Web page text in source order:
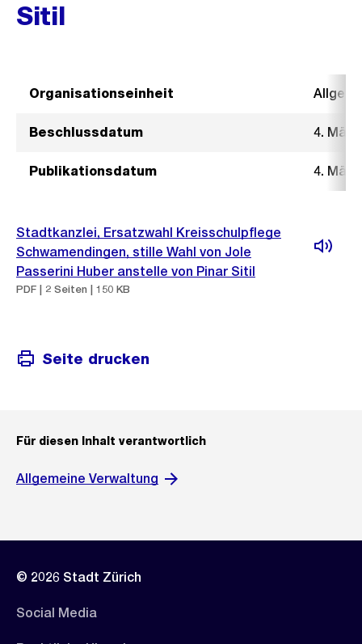
Sitil
Organisationseinheit
Beschlussdatum 4. März
Publikationsdatum 4. März
Stadtkanzlei, Ersatzwahl Kreisschulpflege
Schwamendingen, stille Wahl von Jole
Passerini Huber anstelle von Pinar Sitil
PDF | 2 Seiten | 150 KB
Seite drucken
Für diesen Inhalt verantwortlich
Allgemeine Verwaltung
© 2026 Stadt Zürich
Social Media